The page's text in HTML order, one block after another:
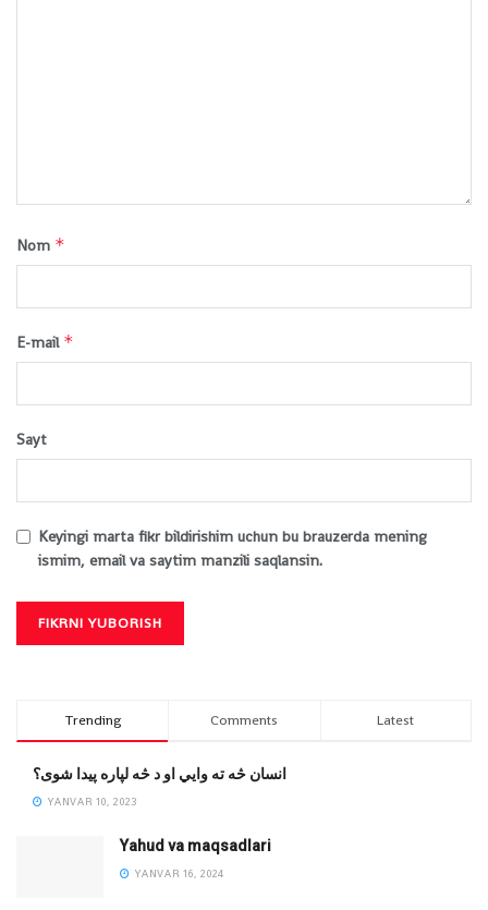
Nom *
E-mail *
Sayt
Keyingi marta fikr bildirishim uchun bu brauzerda mening
ismim, email va saytim manzili saqlansin.
Trending Comments Latest
انسان څه ته وایي او د څه لپاره پیدا شوی؟
YANVAR 10, 2023
Yahud va maqsadlari
YANVAR 16, 2024